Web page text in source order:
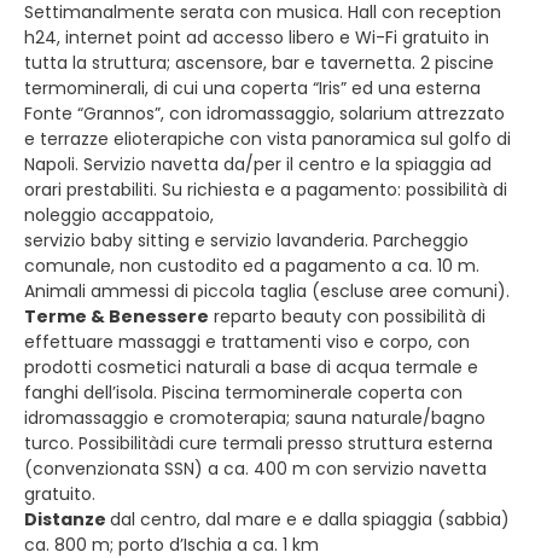
Settimanalmente serata con musica. Hall con reception
h24, internet point ad accesso libero e Wi-Fi gratuito in
tutta la struttura; ascensore, bar e tavernetta. 2 piscine
termominerali, di cui una coperta “Iris” ed una esterna
Fonte “Grannos”, con idromassaggio, solarium attrezzato
e terrazze elioterapiche con vista panoramica sul golfo di
Napoli. Servizio navetta da/per il centro e la spiaggia ad
orari prestabiliti. Su richiesta e a pagamento: possibilità di
noleggio accappatoio,
servizio baby sitting e servizio lavanderia. Parcheggio
comunale, non custodito ed a pagamento a ca. 10 m.
Animali ammessi di piccola taglia (escluse aree comuni).
Terme & Benessere reparto beauty con possibilità di
effettuare massaggi e trattamenti viso e corpo, con
prodotti cosmetici naturali a base di acqua termale e
fanghi dell’isola. Piscina termominerale coperta con
idromassaggio e cromoterapia; sauna naturale/bagno
turco. Possibilitàdi cure termali presso struttura esterna
(convenzionata SSN) a ca. 400 m con servizio navetta
gratuito.
Distanze dal centro, dal mare e e dalla spiaggia (sabbia)
ca. 800 m; porto d’Ischia a ca. 1 km